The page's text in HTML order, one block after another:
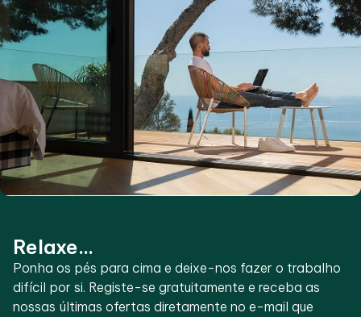
Relaxe...
Ponha os pés para cima e deixe-nos fazer o trabalho
difícil por si. Registe-se gratuitamente e receba as
nossas últimas ofertas diretamente no e-mail que